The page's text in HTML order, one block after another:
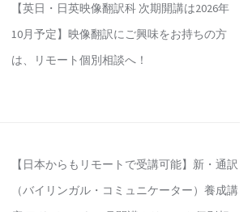
【英日・日英映像翻訳科 次期開講は2026年
10月予定】映像翻訳にご興味をお持ちの方
は、リモート個別相談へ！
【日本からもリモートで受講可能】新・通訳
（バイリンガル・コミュニケーター）養成講